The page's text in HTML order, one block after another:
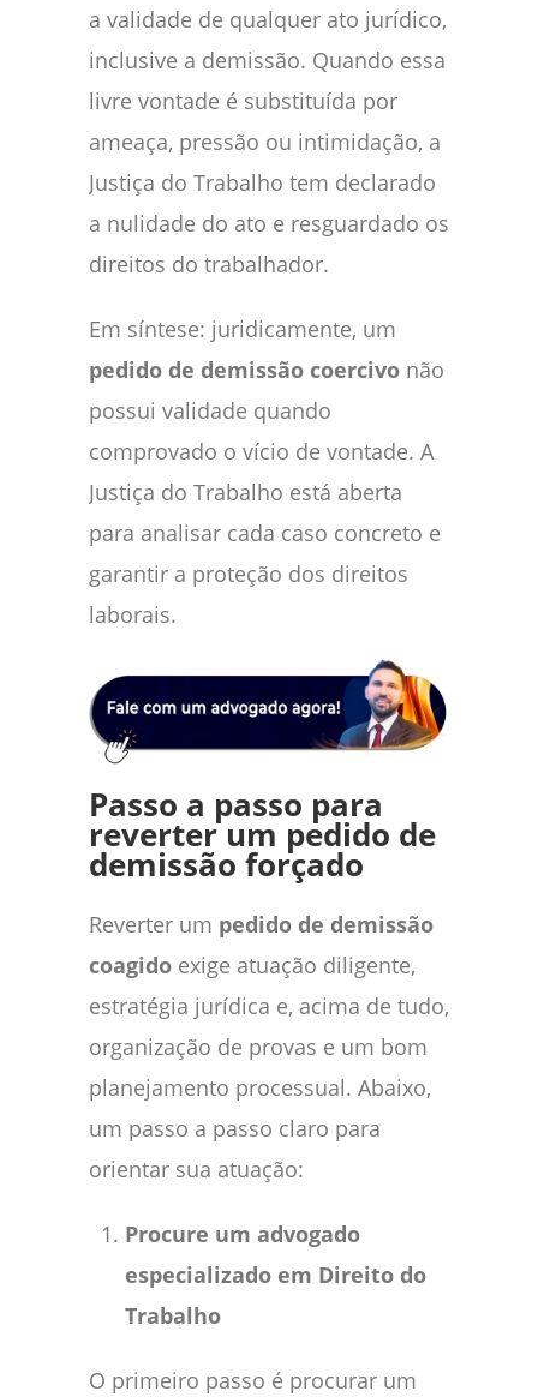
a validade de qualquer ato jurídico,
inclusive a demissão. Quando essa
livre vontade é substituída por
ameaça, pressão ou intimidação, a
Justiça do Trabalho tem declarado
a nulidade do ato e resguardado os
direitos do trabalhador.
Em síntese: juridicamente, um
pedido de demissão coercivo não
possui validade quando
comprovado o vício de vontade. A
Justiça do Trabalho está aberta
para analisar cada caso concreto e
garantir a proteção dos direitos
laborais.
Passo a passo para
reverter um pedido de
demissão forçado
Reverter um pedido de demissão
coagido exige atuação diligente,
estratégia jurídica e, acima de tudo,
organização de provas e um bom
planejamento processual. Abaixo,
um passo a passo claro para
orientar sua atuação:
Procure um advogado
especializado em Direito do
Trabalho
O primeiro passo é procurar um